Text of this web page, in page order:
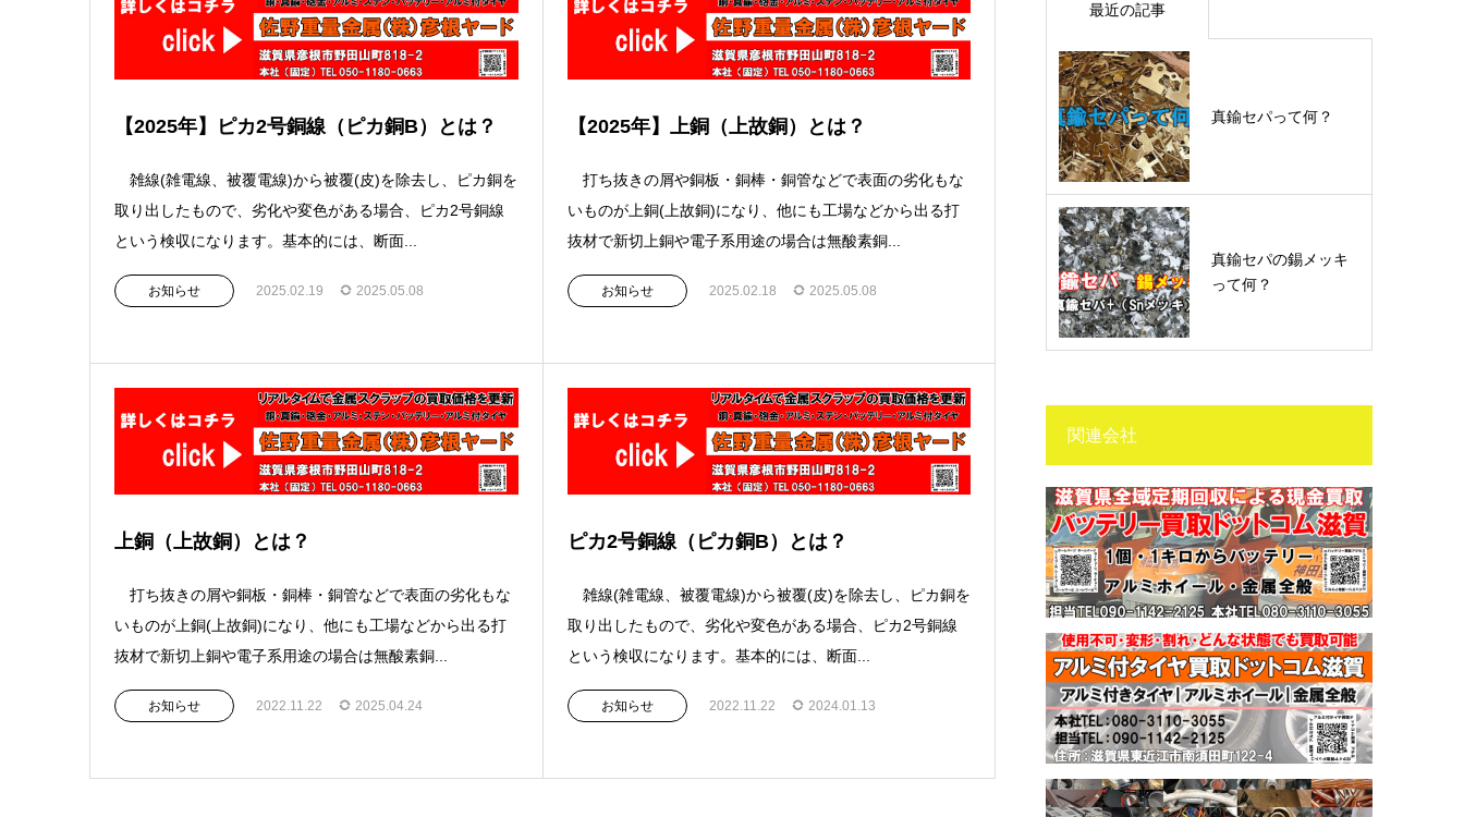
【2025年】ピカ2号銅線（ピカ銅B）とは？
雑線(雑電線、被覆電線)から被覆(皮)を除去し、ピカ銅を
取り出したもので、劣化や変色がある場合、ピカ2号銅線
という検収になります。基本的には、断面...
お知らせ 2025.02.19 2025.05.08
【2025年】上銅（上故銅）とは？
打ち抜きの屑や銅板・銅棒・銅管などで表面の劣化もな
いものが上銅(上故銅)になり、他にも工場などから出る打
抜材で新切上銅や電子系用途の場合は無酸素銅...
お知らせ 2025.02.18 2025.05.08
上銅（上故銅）とは？
打ち抜きの屑や銅板・銅棒・銅管などで表面の劣化もな
いものが上銅(上故銅)になり、他にも工場などから出る打
抜材で新切上銅や電子系用途の場合は無酸素銅...
お知らせ 2022.11.22 2025.04.24
ピカ2号銅線（ピカ銅B）とは？
雑線(雑電線、被覆電線)から被覆(皮)を除去し、ピカ銅を
取り出したもので、劣化や変色がある場合、ピカ2号銅線
という検収になります。基本的には、断面...
お知らせ 2022.11.22 2024.01.13
最近の記事
真鍮セパって何？
真鍮セパの錫メッキ
って何？
関連会社